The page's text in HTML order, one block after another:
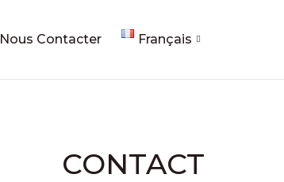
Nous Contacter Français
CONTACT